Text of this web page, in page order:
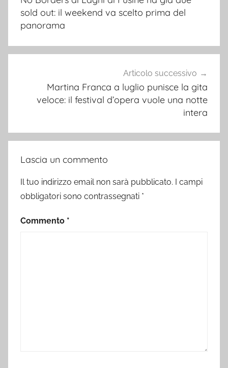
sold out: il weekend va scelto prima del
panorama
Articolo successivo
Martina Franca a luglio punisce la gita
veloce: il festival d’opera vuole una notte
intera
Lascia un commento
Il tuo indirizzo email non sarà pubblicato.
I campi
obbligatori sono contrassegnati *
Commento *